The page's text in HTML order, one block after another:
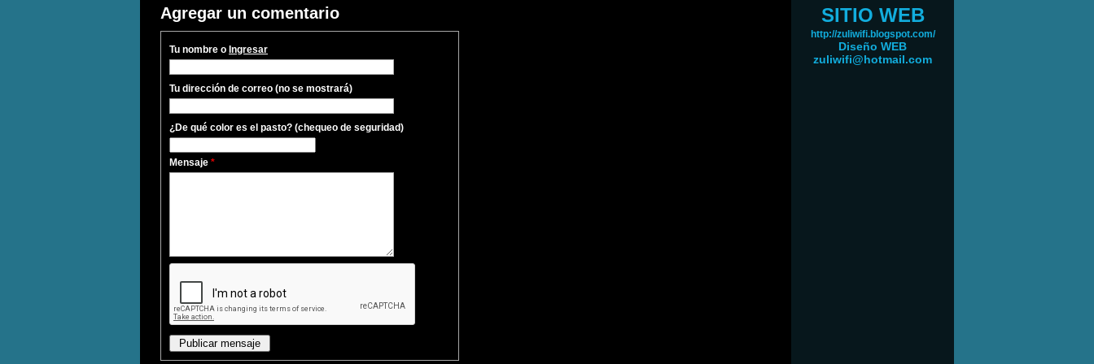
Agregar un comentario
Tu nombre o Ingresar
Tu dirección de correo (no se mostrará)
¿De qué color es el pasto? (chequeo de seguridad)
Mensaje *
SITIO WEB
http://zuliwifi.blogspot.com/
Diseño WEB
zuliwifi@hotmail.com